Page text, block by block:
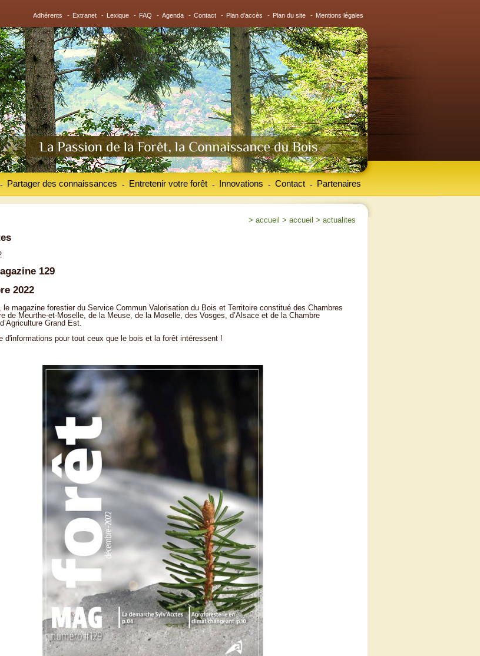
Adhérents - Extranet - Lexique - FAQ - Agenda - Contact - Plan d'accès - Plan du site - Mentions légales
Partager des connaissances
- Entretenir votre forêt
- Innovations
- Contact
- Partenaires
-
> accueil > accueil > actualites
129
2022
le magazine forestier du Service Commun Valorisation du Bois et Territoire constitué des Chambres
de Meurthe-et-Moselle, de la Meuse, de la Moselle, des Vosges, d’Alsace et de la Chambre
Grand Est.
d'informations pour tout ceux que le bois et la forêt intéressent !